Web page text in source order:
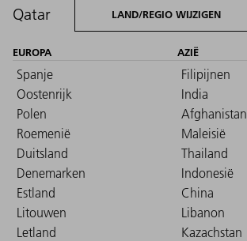
Qatar LAND/REGIO WIJZIGEN
EUROPA
Spanje
Oostenrijk
Polen
Roemenië
Duitsland
Denemarken
Estland
Litouwen
Letland
AZIË
Filipijnen
India
Afghanistan
Maleisië
Thailand
Indonesië
China
Libanon
Kazachstan